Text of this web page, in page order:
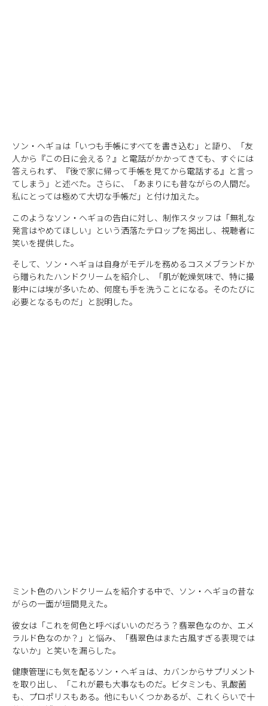
ソン・ヘギョは「いつも手帳にすべてを書き込む」と語り、「友
人から『この日に会える？』と電話がかかってきても、すぐには
答えられず、『後で家に帰って手帳を見てから電話する』と言っ
てしまう」と述べた。さらに、「あまりにも昔ながらの人間だ。
私にとっては極めて大切な手帳だ」と付け加えた。
このようなソン・ヘギョの告白に対し、制作スタッフは「無礼な
発言はやめてほしい」という洒落たテロップを掲出し、視聴者に
笑いを提供した。
そして、ソン・ヘギョは自身がモデルを務めるコスメブランドか
ら贈られたハンドクリームを紹介し、「肌が乾燥気味で、特に撮
影中には埃が多いため、何度も手を洗うことになる。そのたびに
必要となるものだ」と説明した。
ミント色のハンドクリームを紹介する中で、ソン・ヘギョの昔な
がらの一面が垣間見えた。
彼女は「これを何色と呼べばいいのだろう？翡翠色なのか、エメ
ラルド色なのか？」と悩み、「翡翠色はまた古風すぎる表現では
ないか」と笑いを漏らした。
健康管理にも気を配るソン・ヘギョは、カバンからサプリメント
を取り出し、「これが最も大事なものだ。ビタミンも、乳酸菌
も、プロポリスもある。他にもいくつかあるが、これくらいで十